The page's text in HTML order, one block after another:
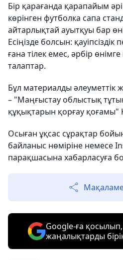
Бір қарағанда қарапайым
көрінген футболка сапа
айтарлықтай ауытқуы бар
Есіңізде болсын:
ғана тілек емес, әрбір
талаптар.
Бұл материалды
– "Маңғыстау облыстық
құқықтарын қорғау қоғамы"
Осыған ұқсас сұрақтар
байланыс нөміріне немесе
парақшасына хабарласуға
Google-ға қосылып,
жаңалықтарды